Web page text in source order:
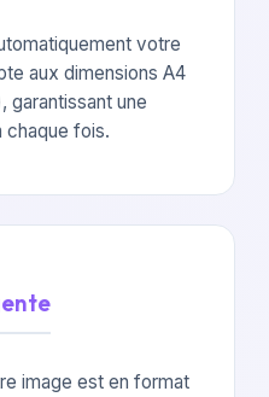
votre
aux dimensions A4
garantissant une
chaque fois.
image est en format